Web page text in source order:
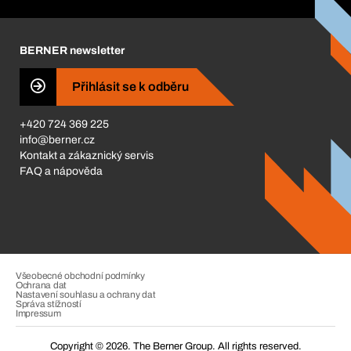
BERNER Obchod
ISO Certifikáty
Business Conduct
BERNER newsletter
Přihlásit se k odběru
+420 724 369 225
info@berner.cz
Kontakt a zákaznický servis
FAQ a nápověda
Copyright © 2026. The Berner Group. All rights reserved.
Všeobecné obchodní podmínky
Ochrana dat
Nastavení souhlasu a ochrany dat
Správa stížností
Impressum